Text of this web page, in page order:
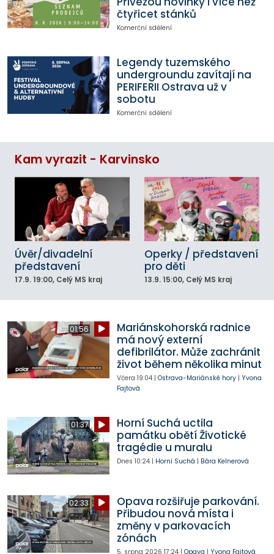
čtyřicet stánků
Komerční sdělení
Legendy tuzemského
undergroundu zavítají na
PERIFERII Ostrava už v
sobotu
Komerční sdělení
Kam vyrazit - Karvinsko
Úvěr/divadelní
představení
17.9. 19:00, Celý MS kraj
Operky / představení
pro děti
13.9. 15:00, Celý MS kraj
01:56
Mariánskohorská radnice
má nový externí
defibrilátor. Může zachránit
život během několika minut
Včera 19:04| Ostrava-Mariánské hory| Yvona
Fajtová
01:37
Horní Suchá uctila
památku obětí Životické
tragédie u muralu
Dnes 10:24| Horní Suchá | Bára Kelnerová
02:33
Opava rozšiřuje parkování.
Přibudou nová místa i
změny v parkovacích
zónách
5. srpna 2026 17:24| Opava | Yvona Fajtová